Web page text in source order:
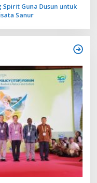
Spirit Guna Dusun untuk
Sanur